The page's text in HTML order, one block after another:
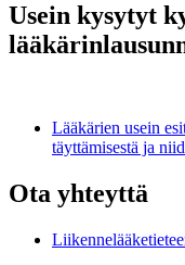
Usein kysytyt
Lääkärien usein
täyttämisestä ja
Ota yhteyttä